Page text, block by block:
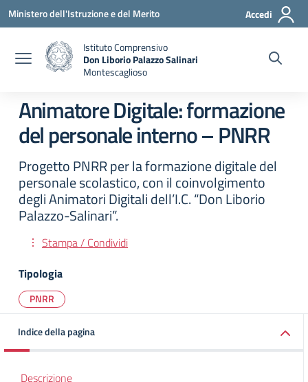
Vai ai contenuti
Vai al menu di navigazione
Vai al footer
Ministero dell'Istruzione e del Merito Accedi
Istituto Comprensivo
Don Liborio Palazzo Salinari
Montescaglioso
Animatore Digitale: formazione
del personale interno – PNRR
Progetto PNRR per la formazione digitale del
personale scolastico, con il coinvolgimento
degli Animatori Digitali dell’I.C. “Don Liborio
Palazzo-Salinari”.
Stampa / Condividi
Tipologia
PNRR
Indice della pagina
Descrizione